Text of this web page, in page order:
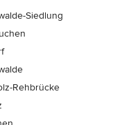
Siedlung
Rehbrücke